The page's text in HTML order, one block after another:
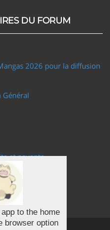
DU FORUM
2026 pour la diffusion
Général
et payante
vidéo, web)
to the home
browser option